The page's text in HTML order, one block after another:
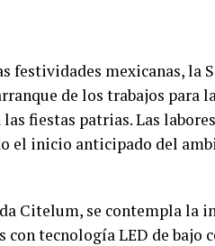
festividades mexicanas, la
de los trabajos para
fiestas patrias. Las
el inicio anticipado del
Citelum, se contempla la
tecnología LED de bajo